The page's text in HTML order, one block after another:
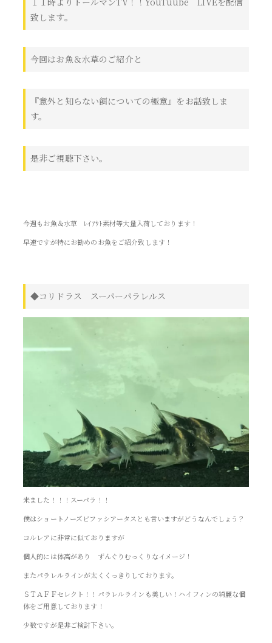
致します。
今回はお魚＆水草のご紹介と
『意外と知らない餌についての極意』をお話致しま
す。
是非ご視聴下さい。
今週もお魚＆水草 ﾚｲｱｳﾄ素材等大量入荷しております！
早速ですが特にお勧めのお魚をご紹介致します！
◆コリドラス スーパーパラレルス
来ました！！！スーパラ！！
僕はショートノーズビファシアータスとも言いますがどうなんでしょう？
コルレアに非常に似ておりますが
個人的には体高があり ずんぐりむっくりなイメージ！
またパラレルラインが太くくっきりしております。
ＳＴＡＦＦセレクト！！パラレルラインも美しい！ハイフィンの綺麗な個
体をご用意しております！
少数ですが是非ご検討下さい。